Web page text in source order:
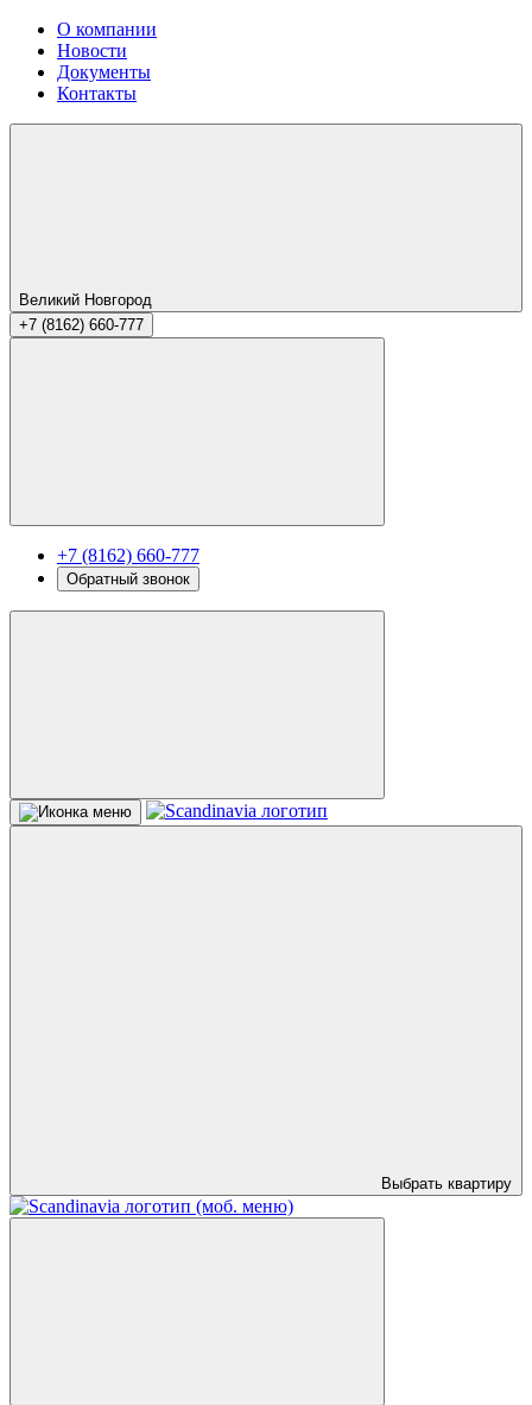
О компании
Новости
Документы
Контакты
Великий Новгород
+7 (8162) 660-777
+7 (8162) 660-777
Обратный звонок
Выбрать квартиру